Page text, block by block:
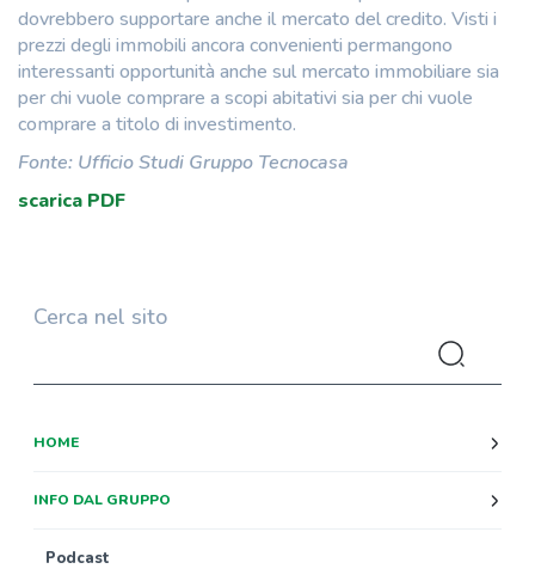
dovrebbero supportare anche il mercato del credito. Visti i
prezzi degli immobili ancora convenienti permangono
interessanti opportunità anche sul mercato immobiliare sia
per chi vuole comprare a scopi abitativi sia per chi vuole
comprare a titolo di investimento.
Fonte: Ufficio Studi Gruppo Tecnocasa
scarica PDF
Cerca nel sito
HOME
INFO DAL GRUPPO
Podcast